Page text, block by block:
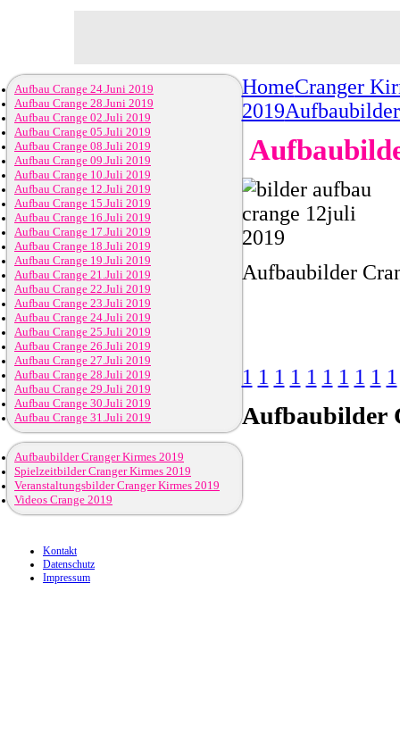
HomeCranger
2019
Aufbaubilder
1 1 1 1 1 1 1 1 1 1
Aufbaubilder
Aufbau Crange 24.Juni 2019
Aufbau Crange 28.Juni 2019
Aufbau Crange 02.Juli 2019
Aufbau Crange 05.Juli 2019
Aufbau Crange 08.Juli 2019
Aufbau Crange 09.Juli 2019
Aufbau Crange 10.Juli 2019
Aufbau Crange 12.Juli 2019
Aufbau Crange 15.Juli 2019
Aufbau Crange 16.Juli 2019
Aufbau Crange 17.Juli 2019
Aufbau Crange 18.Juli 2019
Aufbau Crange 19.Juli 2019
Aufbau Crange 21.Juli 2019
Aufbau Crange 22.Juli 2019
Aufbau Crange 23.Juli 2019
Aufbau Crange 24.Juli 2019
Aufbau Crange 25.Juli 2019
Aufbau Crange 26.Juli 2019
Aufbau Crange 27.Juli 2019
Aufbau Crange 28.Juli 2019
Aufbau Crange 29.Juli 2019
Aufbau Crange 30.Juli 2019
Aufbau Crange 31.Juli 2019
Aufbaubilder Cranger Kirmes 2019
Spielzeitbilder Cranger Kirmes 2019
Veranstaltungsbilder Cranger Kirmes 2019
Videos Crange 2019
Kontakt
Datenschutz
Impressum